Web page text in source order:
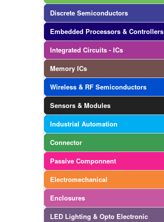
Discrete Semiconductors
Embedded Processors & Controllers
Integrated Circuits - ICs
Memory ICs
Wireless & RF Semiconductors
Sensors & Modules
Industrial Automation
Connector
Passive Componnent
Electromechanical
Enclosures
LED Lighting & Opto Electronic